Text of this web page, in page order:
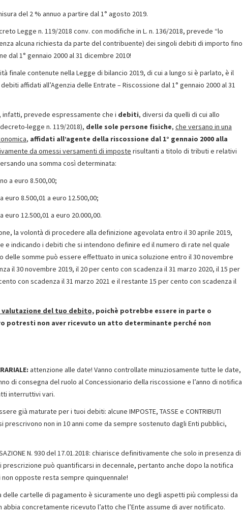
del 2 % annuo a partire dal 1° agosto 2019.
Legge n. 119/2018 conv. con modifiche in L. n. 136/2018, prevede “lo
alcuna richiesta da parte del contribuente) dei singoli debiti di importo fino
dal 1° gennaio 2000 al 31 dicembre 2010!
finale contenute nella Legge di bilancio 2019, di cui a lungo si è parlato, è il
affidati all’Agenzia delle Entrate – Riscossione dal 1° gennaio 2000 al 31
infatti, prevede espressamente che i debiti, diversi da quelli di cui allo
legge n. 119/2018), delle sole persone fisiche, che versano in una
, affidati all’agente della riscossione dal 1° gennaio 2000 alla
da omessi versamenti di imposte risultanti a titolo di tributi e relativi
una somma così determinata:
a euro 8.500,00;
8.500,01 a euro 12.500,00;
12.500,01 a euro 20.000,00.
la volontà di procedere alla definizione agevolata entro il 30 aprile 2019,
indicando i debiti che si intendono definire ed il numero di rate nel quale
somme può essere effettuato in unica soluzione entro il 30 novembre
il 30 novembre 2019, il 20 per cento con scadenza il 31 marzo 2020, il 15 per
con scadenza il 31 marzo 2021 e il restante 15 per cento con scadenza il
valutazione del tuo debito, poichè potrebbe essere in parte o
non aver ricevuto un atto determinante perché non
attenzione alle date! Vanno controllate minuziosamente tutte le date,
di consegna del ruolo al Concessionario della riscossione e l’anno di notifica
interruttivi vari.
già maturate per i tuoi debiti: alcune IMPOSTE, TASSE e CONTRIBUTI
si prescrivono non in 10 anni come da sempre sostenuto dagli Enti pubblici,
N. 930 del 17.01.2018: chiarisce definitivamente che solo in presenza di
può quantificarsi in decennale, pertanto anche dopo la notifica
opposte resta sempre quinquennale!
cartelle di pagamento è sicuramente uno degli aspetti più complessi da
concretamente ricevuto l’atto che l’Ente assume di aver notificato.